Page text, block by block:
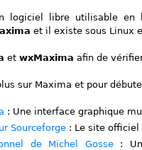
logiciel libre utilisable en
et il existe sous Linux
et wxMaxima afin de
sur Maxima et pour
: Une interface graphique
Sourceforge: Le site officiel
de Michel Gosse: Un